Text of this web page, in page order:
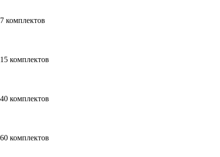
7 комплектов
15 комплектов
40 комплектов
60 комплектов